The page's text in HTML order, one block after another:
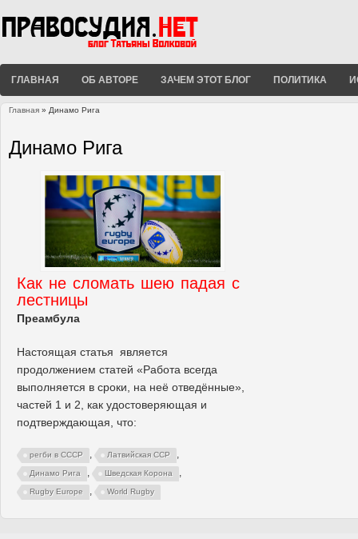
ГЛАВНАЯ ОБ АВТОРЕ ЗАЧЕМ ЭТОТ БЛОГ ПОЛИТИКА
Главная » Динамо Рига
Динамо Рига
Как не сломать шею падая с
лестницы
Преамбула
Настоящая статья является
продолжением статей «Работа всегда
выполняется в сроки, на неё отведённые»,
частей 1 и 2, как удостоверяющая и
подтверждающая, что:
регби в СССР , Латвийская ССР ,
Динамо Рига , Шведская Корона ,
Rugby Europe , World Rugby